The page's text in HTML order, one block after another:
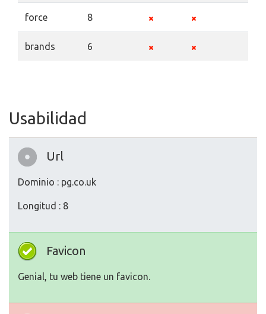
force 8
brands 6
Usabilidad
Url
Dominio : pg.co.uk
Longitud : 8
Favicon
Genial, tu web tiene un favicon.